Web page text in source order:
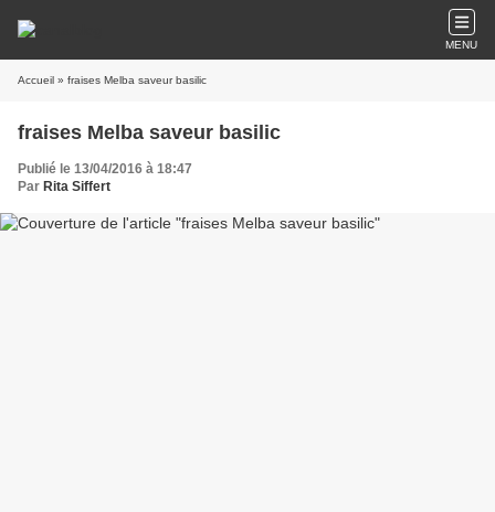
MENU
Accueil » fraises Melba saveur basilic
fraises Melba saveur basilic
Publié le 13/04/2016 à 18:47
Par Rita Siffert